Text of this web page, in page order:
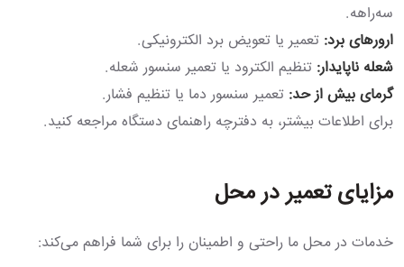
سه‌راهه.
ارورهای برد: تعمیر یا تعویض برد الکترونیکی.
شعله ناپایدار: تنظیم الکترود یا تعمیر سنسور شعله.
گرمای بیش از حد: تعمیر سنسور دما یا تنظیم فشار.
برای اطلاعات بیشتر، به دفترچه راهنمای دستگاه مراجعه کنید.
مزایای تعمیر در محل
خدمات در محل ما راحتی و اطمینان را برای شما فراهم می‌کند: